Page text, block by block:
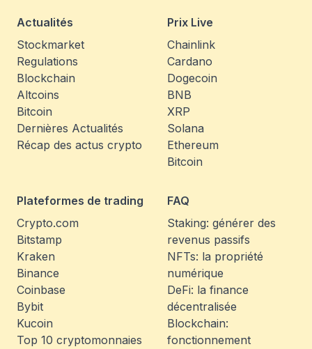
Actualités
Stockmarket
Regulations
Blockchain
Altcoins
Bitcoin
Dernières Actualités
Récap des actus crypto
Prix Live
Chainlink
Cardano
Dogecoin
BNB
XRP
Solana
Ethereum
Bitcoin
Plateformes de trading
Crypto.com
Bitstamp
Kraken
Binance
Coinbase
Bybit
Kucoin
Top 10 cryptomonnaies
FAQ
Staking: générer des
revenus passifs
NFTs: la propriété
numérique
DeFi: la finance
décentralisée
Blockchain:
fonctionnement